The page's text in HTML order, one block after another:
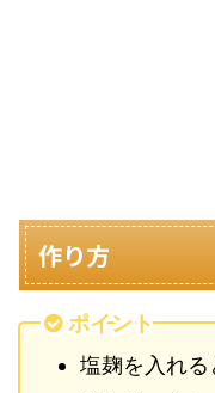
作り方
ポイント
塩麹を入れ